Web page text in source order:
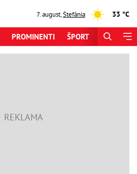
7. august,Štefánia 33 °C
PROMINENTI ŠPORT